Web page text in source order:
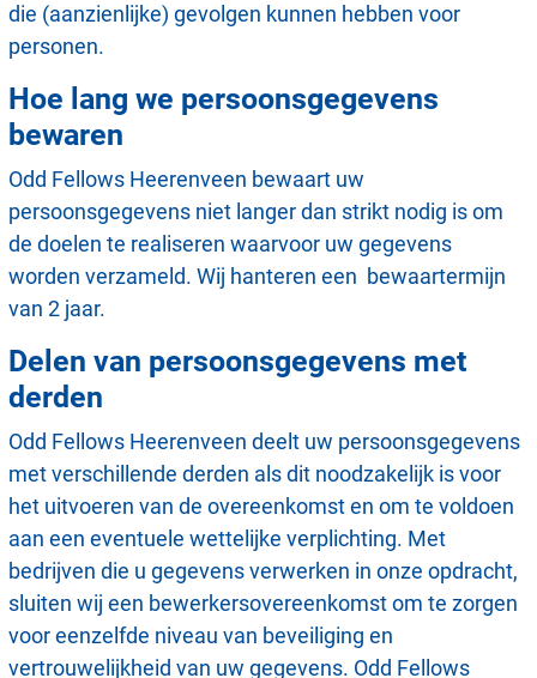
die (aanzienlijke) gevolgen kunnen hebben voor
personen.
Hoe lang we persoonsgegevens
bewaren
Odd Fellows Heerenveen bewaart uw
persoonsgegevens niet langer dan strikt nodig is om
de doelen te realiseren waarvoor uw gegevens
worden verzameld. Wij hanteren een bewaartermijn
van 2 jaar.
Delen van persoonsgegevens met
derden
Odd Fellows Heerenveen deelt uw persoonsgegevens
met verschillende derden als dit noodzakelijk is voor
het uitvoeren van de overeenkomst en om te voldoen
aan een eventuele wettelijke verplichting. Met
bedrijven die u gegevens verwerken in onze opdracht,
sluiten wij een bewerkersovereenkomst om te zorgen
voor eenzelfde niveau van beveiliging en
vertrouwelijkheid van uw gegevens. Odd Fellows